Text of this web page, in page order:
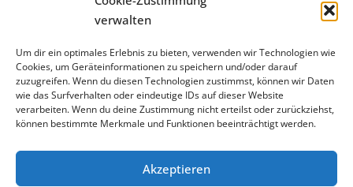
verwalten
Um dir ein optimales Erlebnis zu bieten, verwenden wir Technologien wie
Cookies, um Geräteinformationen zu speichern und/oder darauf
zuzugreifen. Wenn du diesen Technologien zustimmst, können wir Daten
wie das Surfverhalten oder eindeutige IDs auf dieser Website
verarbeiten. Wenn du deine Zustimmung nicht erteilst oder zurückziehst,
können bestimmte Merkmale und Funktionen beeinträchtigt werden.
Akzeptieren
BBU Verband Berlin-
Brandenburgischer